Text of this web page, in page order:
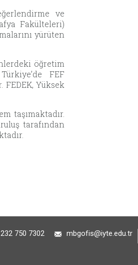
ve
Fakülteleri)
yürüten
öğretim
FEF
Yüksek
taşımaktadır.
tarafından
750 7302 mbgofis@iyte.edu.tr